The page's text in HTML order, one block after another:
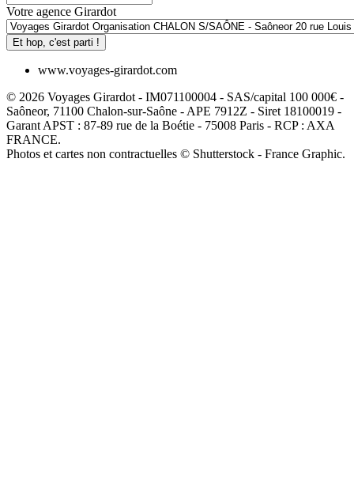
Votre agence Girardot
Et hop, c'est parti !
www.voyages-girardot.com
© 2026 Voyages Girardot - IM071100004 - SAS/capital 100 000€ -
Saôneor, 71100 Chalon-sur-Saône - APE 7912Z - Siret 18100019 -
Garant APST : 87-89 rue de la Boétie - 75008 Paris - RCP : AXA
FRANCE.
Photos et cartes non contractuelles © Shutterstock - France Graphic.